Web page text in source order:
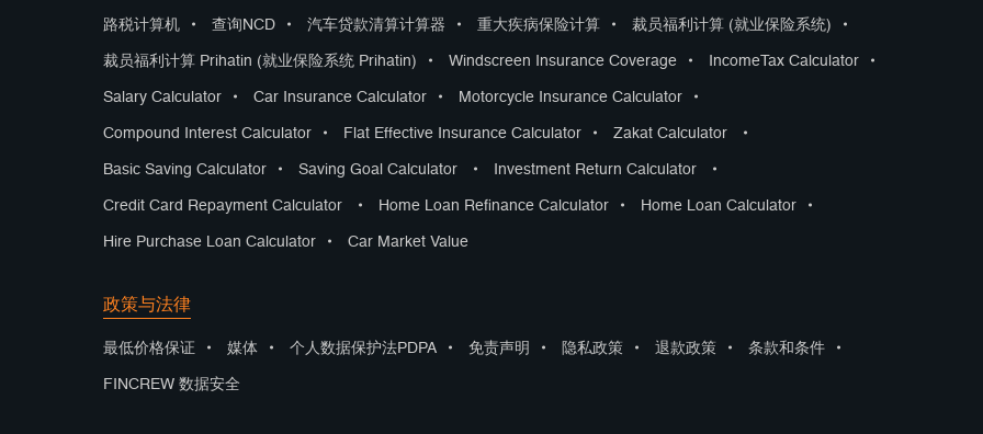
路税计算机 • 查询NCD • 汽车贷款清算计算器 • 重大疾病保险计算 • 裁员福利计算 (就业保险系统) •
裁员福利计算 Prihatin (就业保险系统 Prihatin) • Windscreen Insurance Coverage • IncomeTax Calculator •
Salary Calculator • Car Insurance Calculator • Motorcycle Insurance Calculator •
Compound Interest Calculator • Flat Effective Insurance Calculator • Zakat Calculator •
Basic Saving Calculator • Saving Goal Calculator • Investment Return Calculator •
Credit Card Repayment Calculator • Home Loan Refinance Calculator • Home Loan Calculator •
Hire Purchase Loan Calculator • Car Market Value
政策与法律
最低价格保证 • 媒体 • 个人数据保护法PDPA • 免责声明 • 隐私政策 • 退款政策 • 条款和条件 •
FINCREW 数据安全